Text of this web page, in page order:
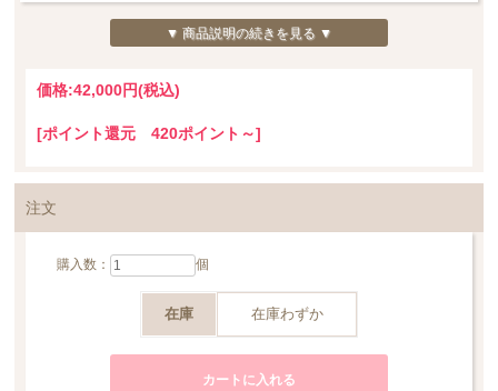
淡いピンクとプラチナの組み合わせは、
可憐さの中に品の良さがあり、
ウィーンの薔薇 プラチナシリーズにスタンダードなティーポットが仲間入りい
上品な小薔薇が散りばめられたデザインは、
どの角度から眺めても美しく、
上品さの中に、さりげない可愛らしさを感じさせる佇まいで、
シーンを選ばず活躍してくれるティーポットです。
ぜひご検討くださいませ。
幅 約170mm ／ 奥行 約110mm ／ 高さ 約110mm ／ 容量 約400cc
▼ 商品説明の続きを見る ▼
価格:42,000円(税込)
[ポイント還元 420ポイント～]
注文
購入数： 個
在庫 在庫わずか